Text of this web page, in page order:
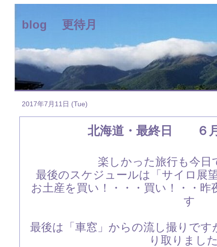
blog 更待月
2017年7月11日 (Tue)
北海道・最終日 ６
楽しかった旅行も今日
最後のスケジュールは「サイロ展
お土産を買い！・・・買い！・・
す
最後は「車窓」からの流し撮りで
り取りまし